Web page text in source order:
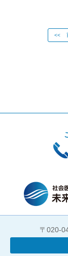
<<
〒020-